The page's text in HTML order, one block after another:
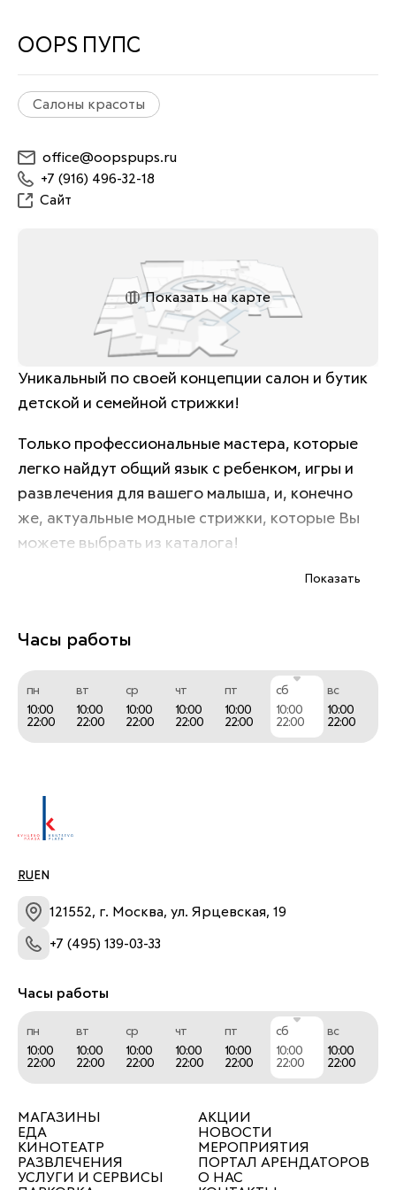
OOPS ПУПС
Салоны красоты
office@oopspups.ru
+7 (916) 496-32-18
Сайт
Показать на карте
Уникальный по своей концепции салон и бутик
детской и семейной стрижки!
Только профессиональные мастера, которые
легко найдут общий язык с ребенком, игры и
развлечения для вашего малыша, и, конечно
же, актуальные модные стрижки, которые Вы
можете выбрать из каталога!
Показать
Часы работы
пн
10:00
22:00
вт
10:00
22:00
ср
10:00
22:00
чт
10:00
22:00
пт
10:00
22:00
сб
10:00
22:00
вс
10:00
22:00
RU EN
121552, г. Москва, ул. Ярцевская, 19
+7 (495) 139-03-33
Часы работы
пн
10:00
22:00
вт
10:00
22:00
ср
10:00
22:00
чт
10:00
22:00
пт
10:00
22:00
сб
10:00
22:00
вс
10:00
22:00
МАГАЗИНЫ
ЕДА
КИНОТЕАТР
РАЗВЛЕЧЕНИЯ
УСЛУГИ И СЕРВИСЫ
АКЦИИ
НОВОСТИ
МЕРОПРИЯТИЯ
ПОРТАЛ АРЕНДАТОРОВ
О НАС